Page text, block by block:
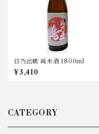
日乃出鶴 純米酒 1800ml
¥3,410
CATEGORY